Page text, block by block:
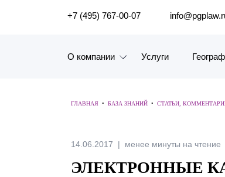
ПОИСК ПО САЙТУ
+7 (495) 767-00-07
О компании
Наш опыт
Рейтинги, Награды, Цифры
Услуги
ГЛАВНАЯ • БАЗА ЗНАНИЙ • СТАТЬИ,
14.06.2017 менее минуты на чтение
ЭЛЕКТРОННЫЕ